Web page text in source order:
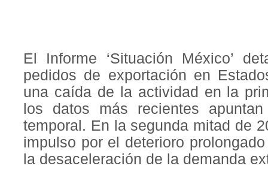
El Informe ‘Situación México’
pedidos de exportación en
una caída de la actividad en la
los datos más recientes
temporal. En la segunda mitad de
impulso por el deterioro
la desaceleración de la demanda